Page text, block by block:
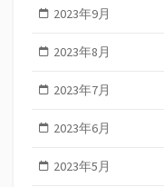
2023年9月
2023年8月
2023年7月
2023年6月
2023年5月